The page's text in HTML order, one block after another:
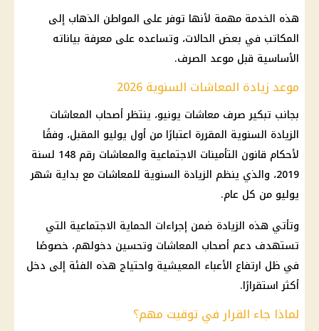
هذه الخدمة مهمة لأنها توفر على المواطن الذهاب إلى
المكاتب في بعض الحالات، وتساعده على معرفة بياناته
الأساسية قبل موعد الصرف.
موعد زيادة المعاشات السنوية 2026
بجانب تبكير صرف معاشات يونيو، ينتظرأصحاب المعاشات
الزيادة السنوية المقررة اعتبارًا من أول يوليو المقبل، وفقًا
لأحكام قانون التأمينات الاجتماعية
والمعاشات رقم 148 لسنة
2019، والذي ينظم الزيادة السنوية للمعاشات مع بداية شهر
يوليو من كل عام.
وتأتي هذه الزيادة ضمن إجراءات الحماية الاجتماعية التي
تستهدف دعم أصحاب المعاشات وتحسين دخولهم، خصوصًا
في ظل ارتفاع الأعباء المعيشية واحتياج هذه الفئة إلى دخل
أكثر استقرارًا.
لماذا جاء القرار في توقيت مهم؟